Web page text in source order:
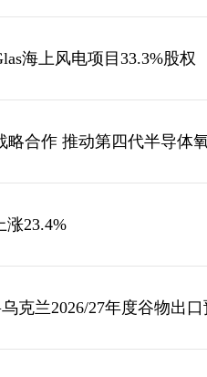
海上风电项目33.3%股权
略合作 推动第四代半导体
涨23.4%
克兰2026/27年度谷物出